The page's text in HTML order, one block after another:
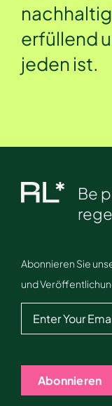
erfüllend
jeden ist.
Be
Abonnieren Sie
und
Abonnieren